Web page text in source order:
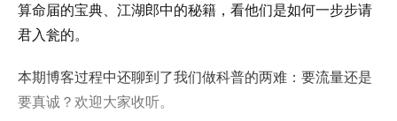
算命届的宝典、江湖郎中的秘籍，看他们是如何一步步请
君入瓮的。
本期博客过程中还聊到了我们做科普的两难：要流量还是
要真诚？欢迎大家收听。